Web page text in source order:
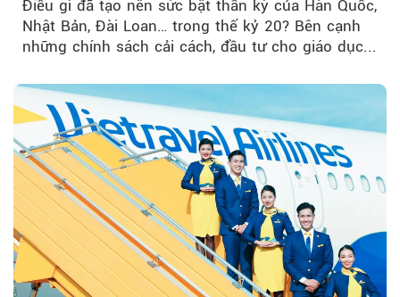
Điều gì đã tạo nên sức bật thần kỳ của Hàn Quốc,
Nhật Bản, Đài Loan… trong thế kỷ 20? Bên cạnh
những chính sách cải cách, đầu tư cho giáo dục...